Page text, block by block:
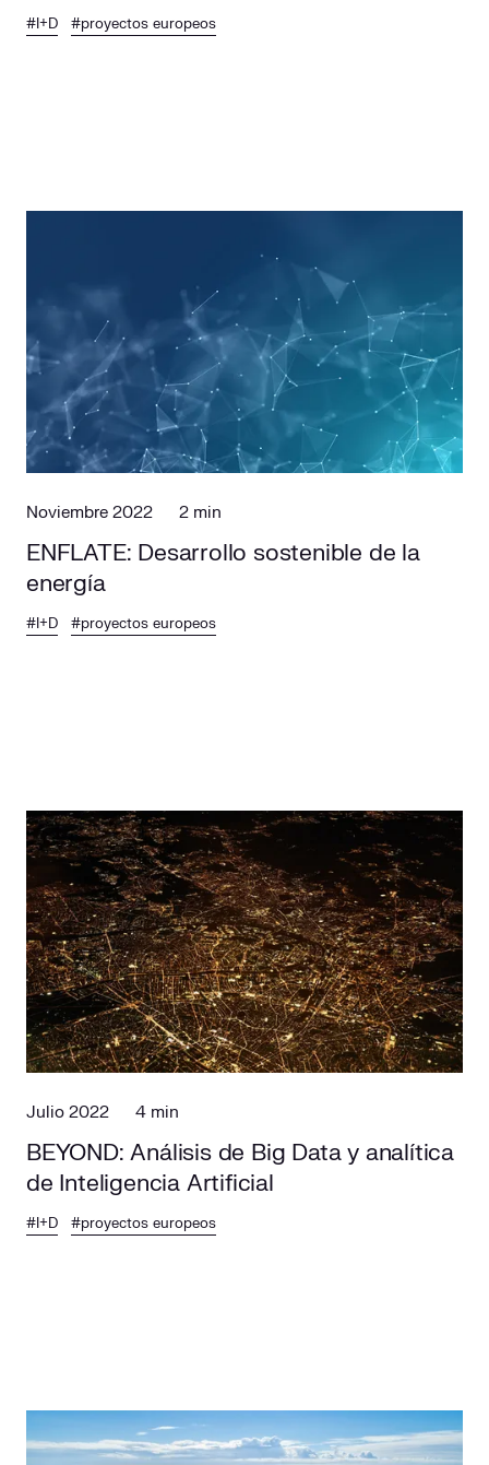
#I+D #proyectos europeos
Noviembre 2022 2 min
ENFLATE: Desarrollo sostenible de la
energía
#I+D #proyectos europeos
Julio 2022 4 min
BEYOND: Análisis de Big Data y analítica
de Inteligencia Artificial
#I+D #proyectos europeos